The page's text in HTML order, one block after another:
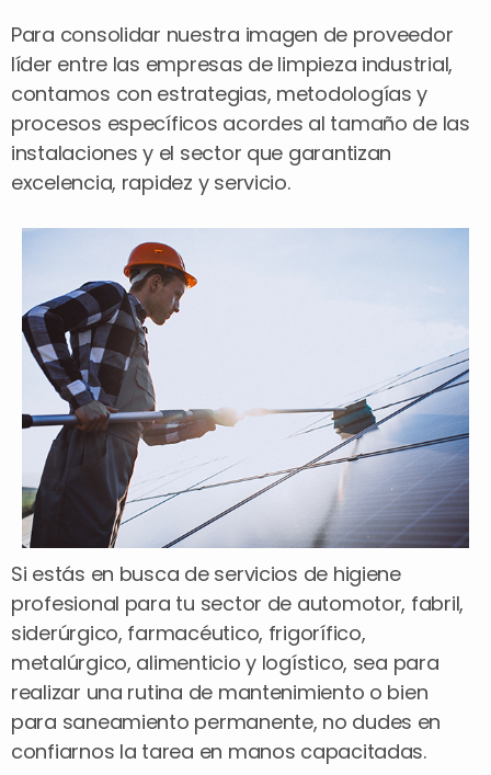
Para consolidar nuestra imagen de proveedor
líder entre las empresas de limpieza industrial,
contamos con estrategias, metodologías y
procesos específicos acordes al tamaño de las
instalaciones y el sector que garantizan
excelencia, rapidez y servicio.
Si estás en busca de servicios de higiene
profesional para tu sector de automotor, fabril,
siderúrgico, farmacéutico, frigorífico,
metalúrgico, alimenticio y logístico, sea para
realizar una rutina de mantenimiento o bien
para saneamiento permanente, no dudes en
confiarnos la tarea en manos capacitadas.